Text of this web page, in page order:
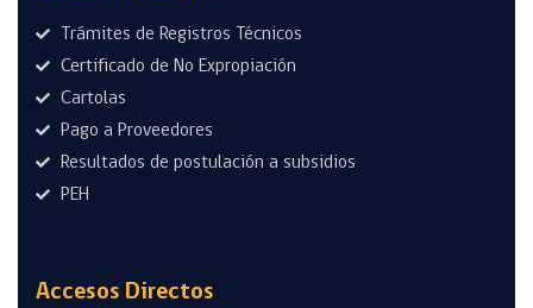
Trámites de Registros Técnicos
Certificado de No Expropiación
Cartolas
Pago a Proveedores
Resultados de postulación a subsidios
PEH
Accesos Directos